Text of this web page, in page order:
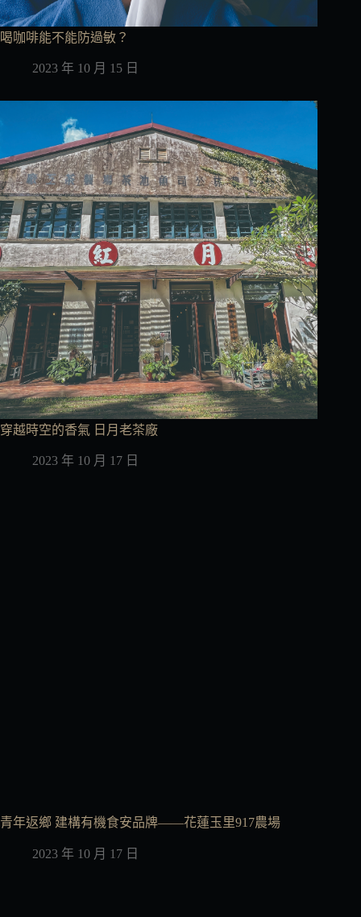
喝咖啡能不能防過敏？
2023 年 10 月 15 日
穿越時空的香氣 日月老茶廠
2023 年 10 月 17 日
青年返鄉 建構有機食安品牌——花蓮玉里917農場
2023 年 10 月 17 日